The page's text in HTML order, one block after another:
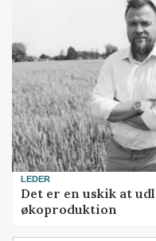
LEDER
Det er en uskik at
økoproduktion